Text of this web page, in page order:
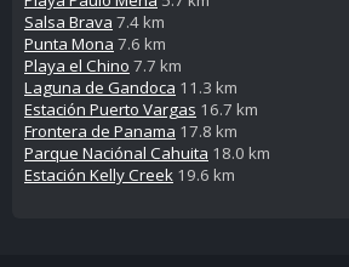
Salsa Brava 7.4 km
Punta Mona 7.6 km
Playa el Chino 7.7 km
Laguna de Gandoca 11.3 km
Estación Puerto Vargas 16.7 km
Frontera de Panama 17.8 km
Parque Naciónal Cahuita 18.0 km
Estación Kelly Creek 19.6 km